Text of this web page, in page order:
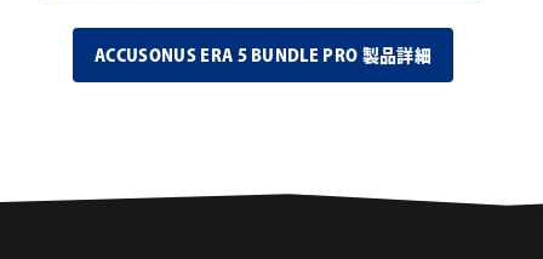
ACCUSONUS ERA 5 BUNDLE PRO 製品詳細